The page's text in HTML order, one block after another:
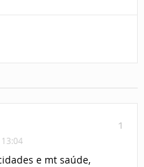
1
e mt saúde,